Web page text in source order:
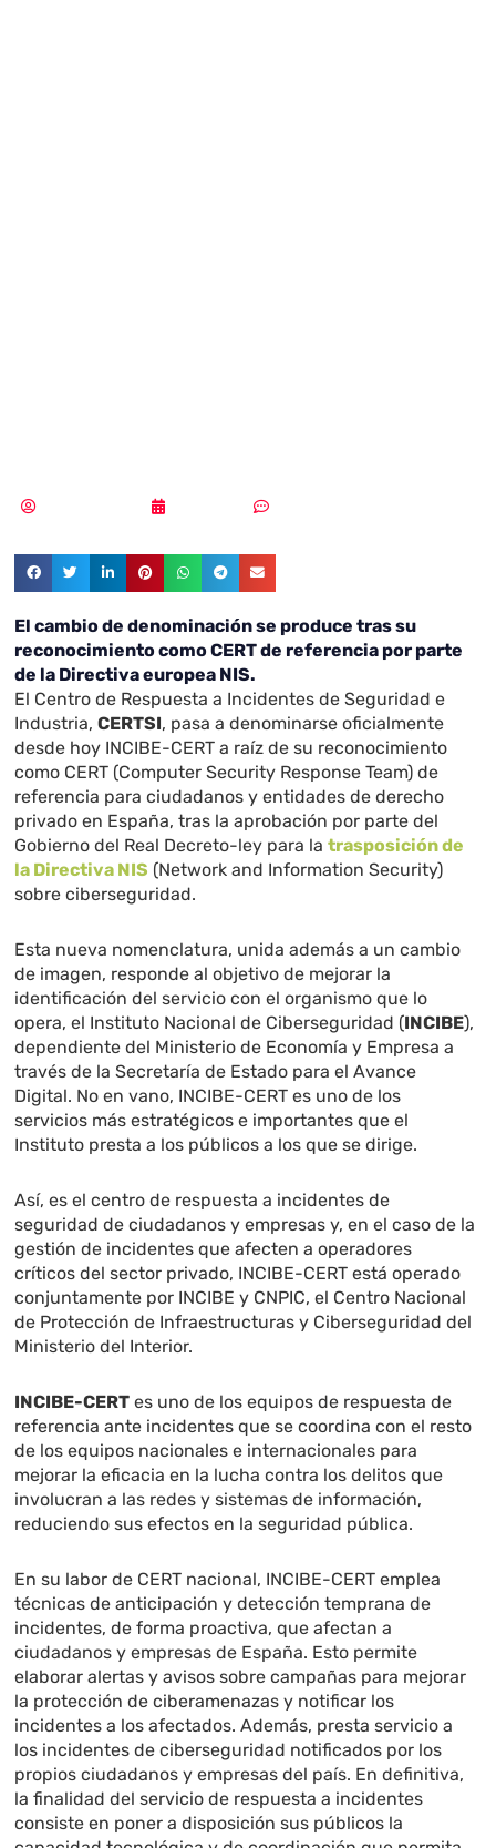
El cambio de denominación se produce tras su
reconocimiento como CERT de referencia por parte
de la Directiva europea NIS.
El Centro de Respuesta a Incidentes de Seguridad e
Industria,CERTSI, pasa a denominarse oficialmente
desde hoy INCIBE-CERT a raíz de su reconocimiento
como CERT (Computer Security Response Team) de
referencia para ciudadanos y entidades de derecho
privado en España, tras la aprobación por parte del
Gobierno del Real Decreto-ley para latrasposición de
la Directiva NIS (Network and Information Security)
sobre ciberseguridad.
Esta nueva nomenclatura, unida además a un cambio
de imagen, responde al objetivo de mejorar la
identificación del servicio con el organismo que lo
opera, el Instituto Nacional de Ciberseguridad (INCIBE),
dependiente del Ministerio de Economía y Empresa a
través de la Secretaría de Estado para el Avance
Digital. No en vano, INCIBE-CERT es uno de los
servicios más estratégicos e importantes que el
Instituto presta a los públicos a los que se dirige.
Así, es el centro de respuesta a incidentes de
seguridad de ciudadanos y empresas y, en el caso de la
gestión de incidentes que afecten a operadores
críticos del sector privado, INCIBE-CERT está operado
conjuntamente por INCIBE y CNPIC, el Centro Nacional
de Protección de Infraestructuras y Ciberseguridad del
Ministerio del Interior.
INCIBE-CERT es uno de los equipos de respuesta de
referencia ante incidentes que se coordina con el resto
de los equipos nacionales e internacionales para
mejorar la eficacia en la lucha contra los delitos que
involucran a las redes y sistemas de información,
reduciendo sus efectos en la seguridad pública.
En su labor de CERT nacional, INCIBE-CERT emplea
técnicas de anticipación y detección temprana de
incidentes, de forma proactiva, que afectan a
ciudadanos y empresas de España. Esto permite
elaborar alertas y avisos sobre campañas para mejorar
la protección de ciberamenazas y notificar los
incidentes a los afectados. Además, presta servicio a
los incidentes de ciberseguridad notificados por los
propios ciudadanos y empresas del país. En definitiva,
la finalidad del servicio de respuesta a incidentes
consiste en poner a disposición sus públicos la